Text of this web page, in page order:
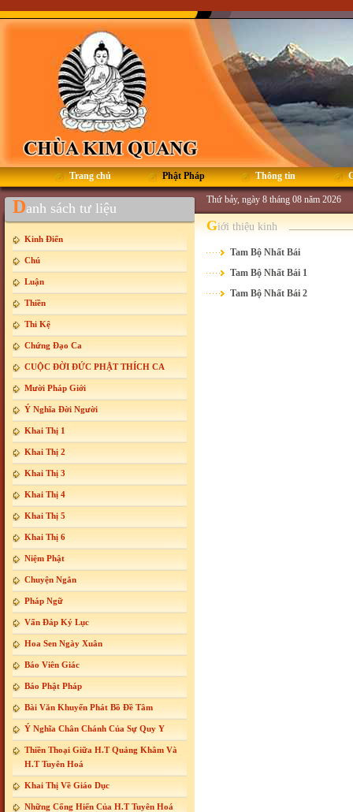
Trang chủ Phật Pháp Thông tin
Danh sách tư liệu
Kinh Điển
Chú
Luận
Thiền
Thi Kệ
Chứng Đạo Ca
CUỘC ĐỜI ĐỨC PHẬT THÍCH CA
Mười Pháp Giới
Ý Nghĩa Đời Người
Khai Thị 1
Khai Thị 2
Khai Thị 3
Khai Thị 4
Khai Thị 5
Khai Thị 6
Niệm Phật
Chuyện Ngắn
Pháp Ngữ
Vấn Đáp Ký Lục
Hoa Sen Ngày Xuân
Báo Viên Giác
Báo Phật Pháp
Bài Văn Khuyến Phát Bồ Đề Tâm
Ý Nghĩa Chân Chánh Của Sự Quy Y
Thiền Thoại Giữa H.T Quảng Khâm Và
H.T Tuyên Hoá
Khai Thị Về Giáo Dục
Những Cống Hiến Của H.T Tuyên Hoá
Thứ bảy, ngày 8 tháng 08 năm 2026
Giới thiệu kinh
Tam Bộ Nhất Bái
Tam Bộ Nhất Bái 1
Tam Bộ Nhất Bái 2